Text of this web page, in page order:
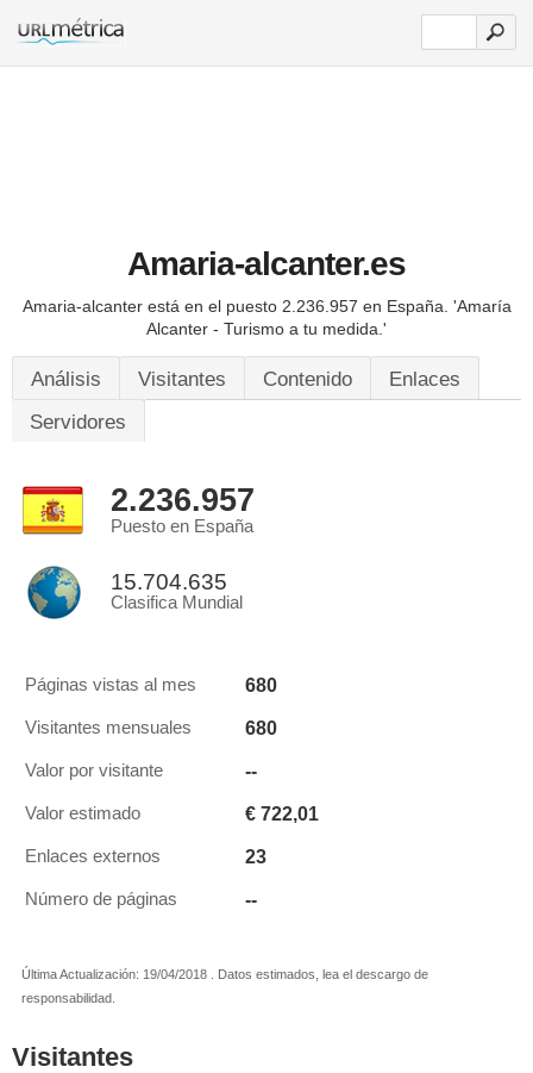
Amaria-alcanter.es
Amaria-alcanter está en el puesto 2.236.957 en España. 'Amaría
Alcanter - Turismo a tu medida.'
Análisis Visitantes Contenido
Enlaces
Servidores
2.236.957
Puesto en España
15.704.635
Clasifica Mundial
Páginas vistas al mes 680
Visitantes mensuales 680
Valor por visitante --
Valor estimado € 722,01
Enlaces externos 23
Número de páginas --
Última Actualización: 19/04/2018 . Datos estimados, lea el descargo de
responsabilidad.
Visitantes